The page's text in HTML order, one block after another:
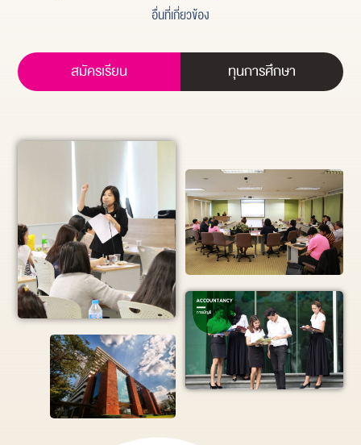
อื่นที่เกี่ยวข้อง
สมัครเรียน ทุนการศึกษา